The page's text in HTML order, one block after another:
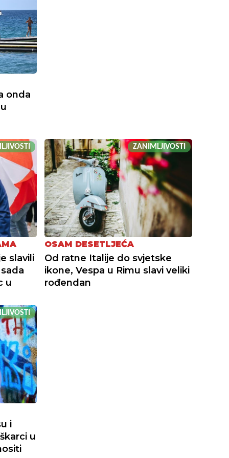
onda
slavili
u
ZANIMLJIVOSTI
OSAM DESETLJEĆA
Od ratne Italije do svjetske
ikone, Vespa u Rimu slavi veliki
rođendan
i
u